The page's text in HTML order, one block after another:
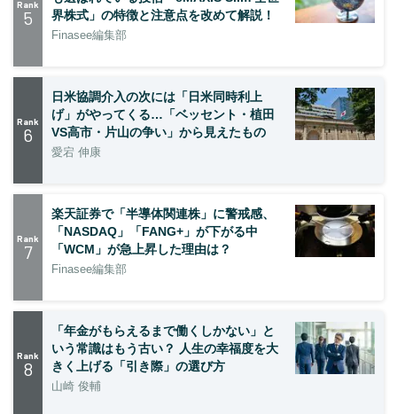
Rank
5
界株式」の特徴と注意点を改めて解説！
Finasee編集部
Rank
6
日米協調介入の次には「日米同時利上
げ」がやってくる…「ベッセント・植田
VS高市・片山の争い」から見えたもの
愛宕 伸康
Rank
7
楽天証券で「半導体関連株」に警戒感、
「NASDAQ」「FANG+」が下がる中
「WCM」が急上昇した理由は？
Finasee編集部
Rank
8
「年金がもらえるまで働くしかない」と
いう常識はもう古い？ 人生の幸福度を大
きく上げる「引き際」の選び方
山崎 俊輔